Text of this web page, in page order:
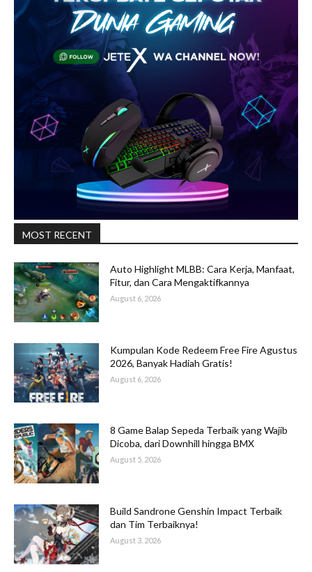
MOST RECENT
Auto Highlight MLBB: Cara Kerja, Manfaat,
Fitur, dan Cara Mengaktifkannya
August 6, 2026
Kumpulan Kode Redeem Free Fire Agustus
2026, Banyak Hadiah Gratis!
August 6, 2026
8 Game Balap Sepeda Terbaik yang Wajib
Dicoba, dari Downhill hingga BMX
August 5, 2026
Build Sandrone Genshin Impact Terbaik
dan Tim Terbaiknya!
August 3, 2026